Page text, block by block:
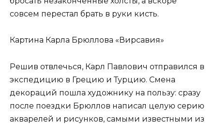
совсем перестал брать в руки кисть.
Картина Карла Брюллова «Вирсавия»
Решив отвлечься, Карл Павлович отправился в
экспедицию в Грецию и Турцию. Смена
декораций пошла художнику на пользу: сразу
после поездки Брюллов написал целую серию
акварелей и рисунков, самыми известными из